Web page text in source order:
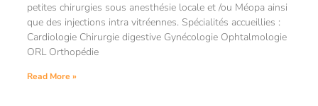
petites chirurgies sous anesthésie locale et /ou Méopa ainsi
que des injections intra vitréennes. Spécialités accueillies :
Cardiologie Chirurgie digestive Gynécologie Ophtalmologie
ORL Orthopédie
Read More »